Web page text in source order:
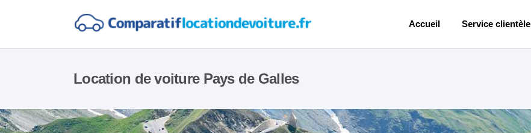
Accueil Service clientèle
Location de voiture Pays de Galles